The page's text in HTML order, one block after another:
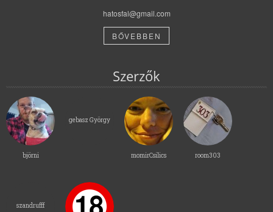
hatosfal@gmail.com
BŐVEBBEN
Szerzők
björni
gebasz György
momirCsilics room303
szandrufff